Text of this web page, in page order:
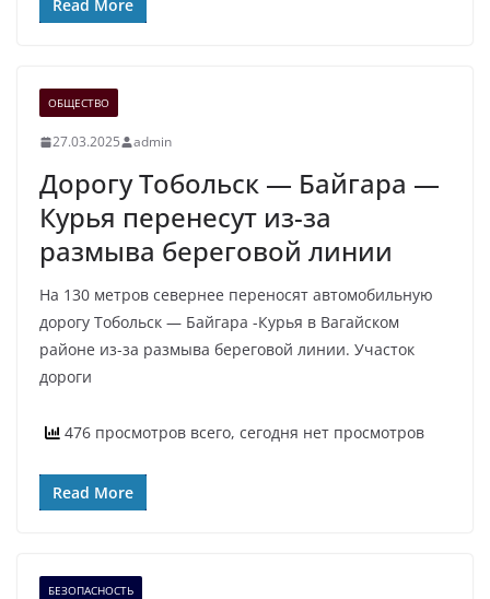
Read More
ОБЩЕСТВО
27.03.2025 admin
Дорогу Тобольск — Байгара —
Курья перенесут из-за
размыва береговой линии
На 130 метров севернее переносят автомобильную
дорогу Тобольск — Байгара -Курья в Вагайском
районе из-за размыва береговой линии. Участок
дороги
476 просмотров всего, сегодня нет просмотров
Read More
БЕЗОПАСНОСТЬ